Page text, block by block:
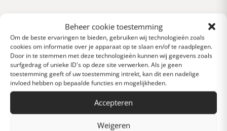
Beheer cookie toestemming
Om de beste ervaringen te bieden, gebruiken wij technologieën zoals
cookies om informatie over je apparaat op te slaan en/of te raadplegen.
Door in te stemmen met deze technologieën kunnen wij gegevens zoals
surfgedrag of unieke ID's op deze site verwerken. Als je geen
toestemming geeft of uw toestemming intrekt, kan dit een nadelige
invloed hebben op bepaalde functies en mogelijkheden.
Accepteren
Weigeren
0 van 5 sterren (op
basis van 0 reviews)
Uitstekend
Heel goed